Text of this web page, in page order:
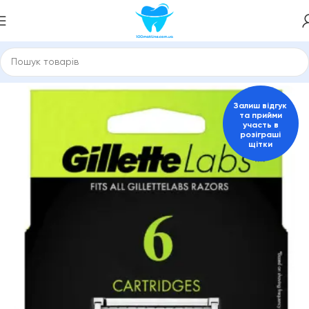
Змінні касети Gillette, Philips, Schick, Venus Чоловічі
Залиш відгук
та прийми
участь в
розіграші
щітки